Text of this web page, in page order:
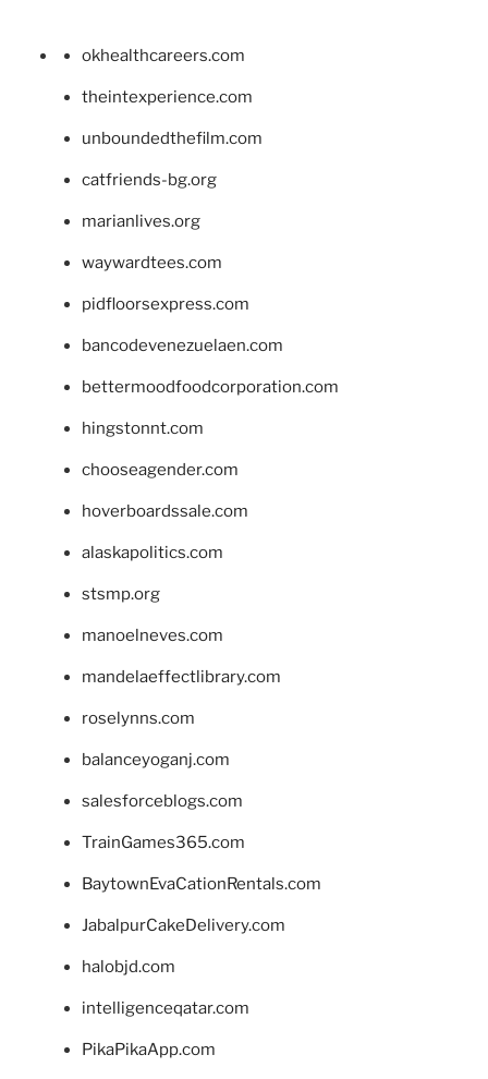
okhealthcareers.com
theintexperience.com
unboundedthefilm.com
catfriends-bg.org
marianlives.org
waywardtees.com
pidfloorsexpress.com
bancodevenezuelaen.com
bettermoodfoodcorporation.com
hingstonnt.com
chooseagender.com
hoverboardssale.com
alaskapolitics.com
stsmp.org
manoelneves.com
mandelaeffectlibrary.com
roselynns.com
balanceyoganj.com
salesforceblogs.com
TrainGames365.com
BaytownEvaCationRentals.com
JabalpurCakeDelivery.com
halobjd.com
intelligenceqatar.com
PikaPikaApp.com